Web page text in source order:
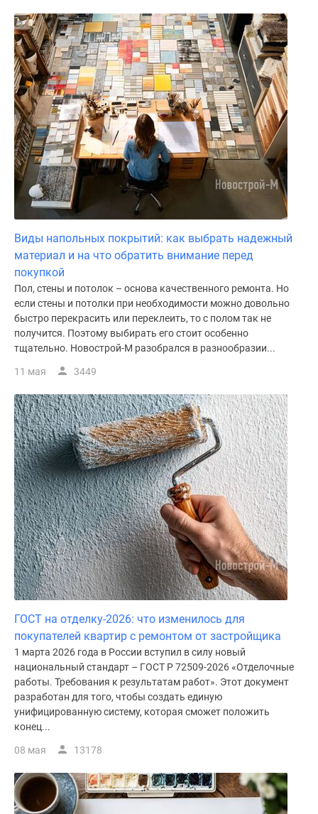
Виды напольных покрытий: как выбрать надежный
материал и на что обратить внимание перед
покупкой
Пол, стены и потолок – основа качественного ремонта. Но
если стены и потолки при необходимости можно довольно
быстро перекрасить или переклеить, то с полом так не
получится. Поэтому выбирать его стоит особенно
тщательно. Новострой-М разобрался в разнообразии...
11 мая 3449
ГОСТ на отделку‑2026: что изменилось для
покупателей квартир с ремонтом от застройщика
1 марта 2026 года в России вступил в силу новый
национальный стандарт – ГОСТ Р 72509-2026 «Отделочные
работы. Требования к результатам работ». Этот документ
разработан для того, чтобы создать единую
унифицированную систему, которая сможет положить
конец...
08 мая 13178